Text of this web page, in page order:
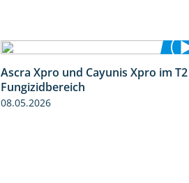
2:21
Ascra Xpro und Cayunis Xpro im T2
Fungizidbereich
08.05.2026